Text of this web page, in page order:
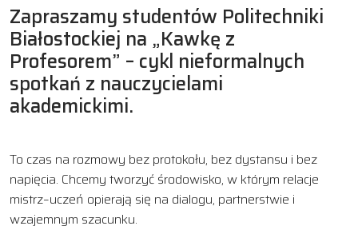
Zapraszamy studentów Politechniki
Białostockiej na „Kawkę z
Profesorem” – cykl nieformalnych
spotkań z nauczycielami
akademickimi.
To czas na rozmowy bez protokołu, bez dystansu i bez
napięcia. Chcemy tworzyć środowisko, w którym relacje
mistrz–uczeń opierają się na dialogu, partnerstwie i
wzajemnym szacunku.